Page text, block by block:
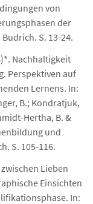
von
der
S. 13-24.
Nachhaltigkeit
Perspektiven auf
Lernens. In:
B.; Kondratjuk,
Hertha, B. &
und
S. 105-116.
Lieben
Einsichten
In: